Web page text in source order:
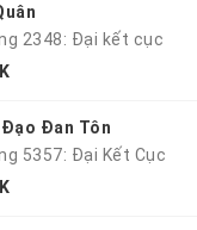
2348: Đại kết cục
Đan Tôn
5357: Đại Kết Cục